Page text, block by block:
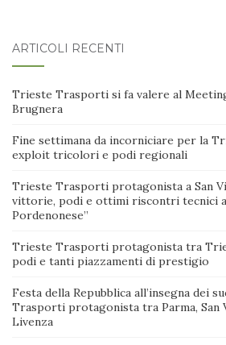
ARTICOLI RECENTI
Trieste Trasporti si fa valere al
Brugnera
Fine settimana da incorniciare per la
exploit tricolori e podi regionali
Trieste Trasporti protagonista a San
vittorie, podi e ottimi riscontri tecnici
Pordenonese”
Trieste Trasporti protagonista tra
podi e tanti piazzamenti di prestigio
Festa della Repubblica all’insegna dei
Trasporti protagonista tra Parma, San
Livenza